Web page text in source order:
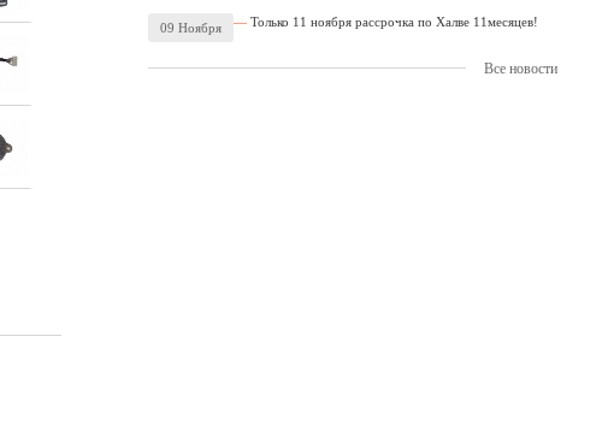
09 Ноября Только 11 ноября рассрочка по Халве 11месяцев!
Все новости